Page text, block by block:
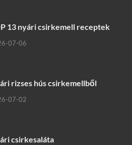
13 nyári csirkemell receptek
07-06
rizses hús csirkemellből
07-02
csirkesaláta